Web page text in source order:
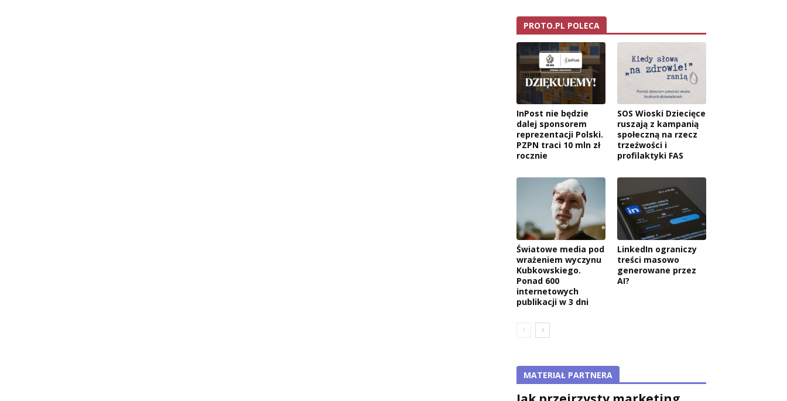
PROTO.PL POLECA
InPost nie będzie
dalej sponsorem
reprezentacji Polski.
PZPN traci 10 mln zł
rocznie
SOS Wioski Dziecięce
ruszają z kampanią
społeczną na rzecz
trzeźwości i
profilaktyki FAS
Światowe media pod
wrażeniem wyczynu
Kubkowskiego.
Ponad 600
internetowych
publikacji w 3 dni
LinkedIn ograniczy
treści masowo
generowane przez
AI?
MATERIAŁ PARTNERA